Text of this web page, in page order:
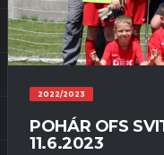
2022/2023
POHÁR OFS
11.6.2023